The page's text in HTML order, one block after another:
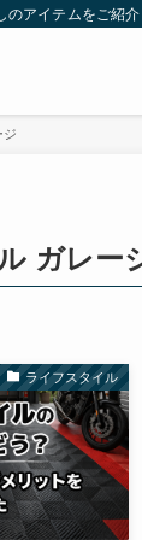
のアイテムをご紹介
ジ
ガレー
ライフスタイル